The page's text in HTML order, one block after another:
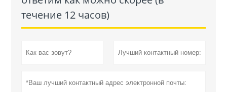
течение 12 часов)